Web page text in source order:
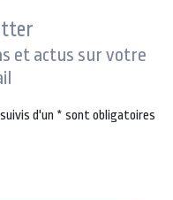
et actus sur votre
d'un * sont obligatoires